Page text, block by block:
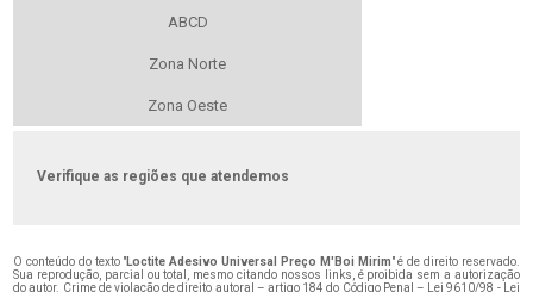
ABCD
Zona Norte
Zona Oeste
Verifique as regiões que atendemos
O conteúdo do texto "Loctite Adesivo Universal Preço M'Boi Mirim" é de direito reservado.
Sua reprodução, parcial ou total, mesmo citando nossos links, é proibida sem a autorização
do autor. Crime de violação de direito autoral – artigo 184 do Código Penal –
Lei 9610/98 - Lei